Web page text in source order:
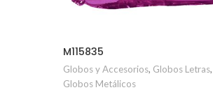
M115835
Globos y Accesorios, Globos Letras,
Globos Metálicos